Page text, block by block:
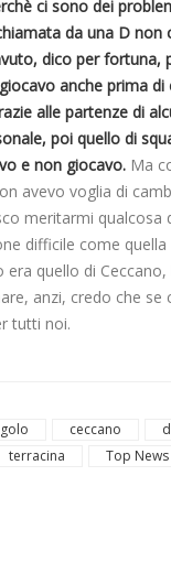
ci sono dei
da una D non
dico per fortuna,
anche prima
alle partenze di
poi quello di
e non giocavo. Ma
avevo voglia di
meritarmi qualcosa
difficile come
era quello di
anzi, credo che se
tutti noi.
ceccano
terracina
Top News